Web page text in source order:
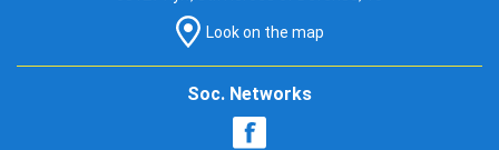
Look on the map
Soc. Networks